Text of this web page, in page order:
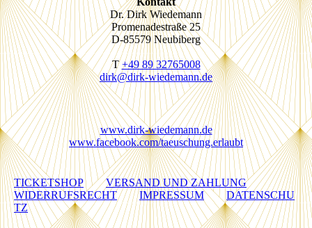
Dr. Dirk Wiedemann
Promenadestraße 25
D-85579 Neubiberg
T+49 89 32765008
dirk@dirk-wiedemann.de
www.dirk-wiedemann.de
www.facebook.com/taeuschung.erlaubt
TICKETSHOP
VERSAND UND ZAHLUNG
WIDERRUFSRECHT
IMPRESSUM
DATENSCHU
TZ